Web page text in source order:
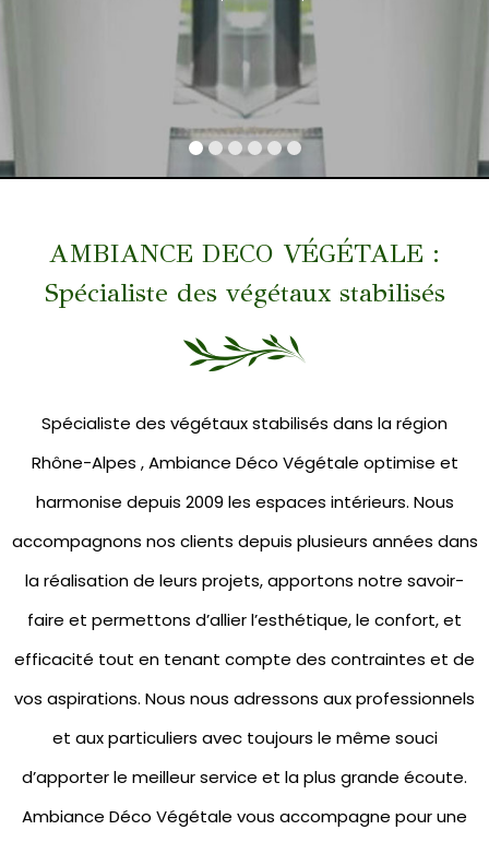
AMBIANCE DECO VÉGÉTALE :
Spécialiste des végétaux stabilisés
Spécialiste des végétaux stabilisés dans la région
Rhône-Alpes , Ambiance Déco Végétale optimise et
harmonise depuis 2009 les espaces intérieurs. Nous
accompagnons nos clients depuis plusieurs années dans
la réalisation de leurs projets, apportons notre savoir-
faire et permettons d’allier l’esthétique, le confort, et
efficacité tout en tenant compte des contraintes et de
vos aspirations. Nous nous adressons aux professionnels
et aux particuliers avec toujours le même souci
d’apporter le meilleur service et la plus grande écoute.
Ambiance Déco Végétale vous accompagne pour une